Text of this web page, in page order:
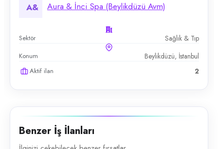
A& Aura & İnci Spa (Beylikdüzü Avm)
Sektör Sağlık & Tıp
Konum Beylikdüzü, İstanbul
Aktif ilan 2
Benzer İş İlanları